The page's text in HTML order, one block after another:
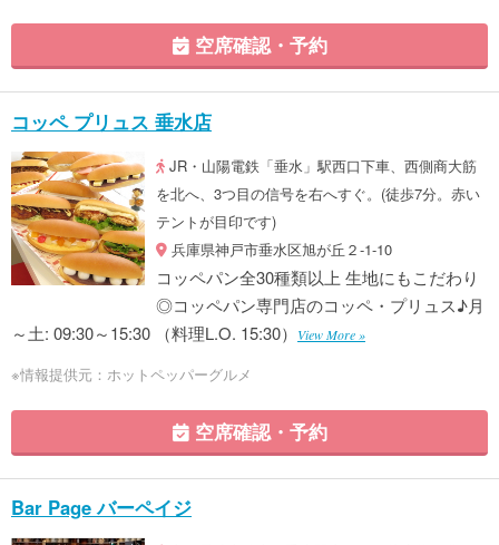
空席確認・予約
コッペ プリュス 垂水店
JR・山陽電鉄「垂水」駅西口下車、西側商大筋
を北へ、3つ目の信号を右へすぐ。(徒歩7分。赤い
テントが目印です)
兵庫県神戸市垂水区旭が丘２-1-10
コッペパン全30種類以上 生地にもこだわり
◎コッペパン専門店のコッペ・プリュス♪月
～土: 09:30～15:30 （料理L.O. 15:30）
View More »
※情報提供元：ホットペッパーグルメ
空席確認・予約
Bar Page バーペイジ